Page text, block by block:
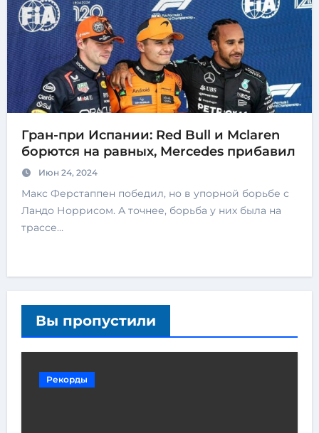
Гран-при Испании: Red Bull и Mclaren
борются на равных, Mercedes прибавил
Июн 24, 2024
Макс Ферстаппен победил, но в упорной борьбе с
Ландо Норрисом. А точнее, борьба у них была на
трассе…
Вы пропустили
Рекорды